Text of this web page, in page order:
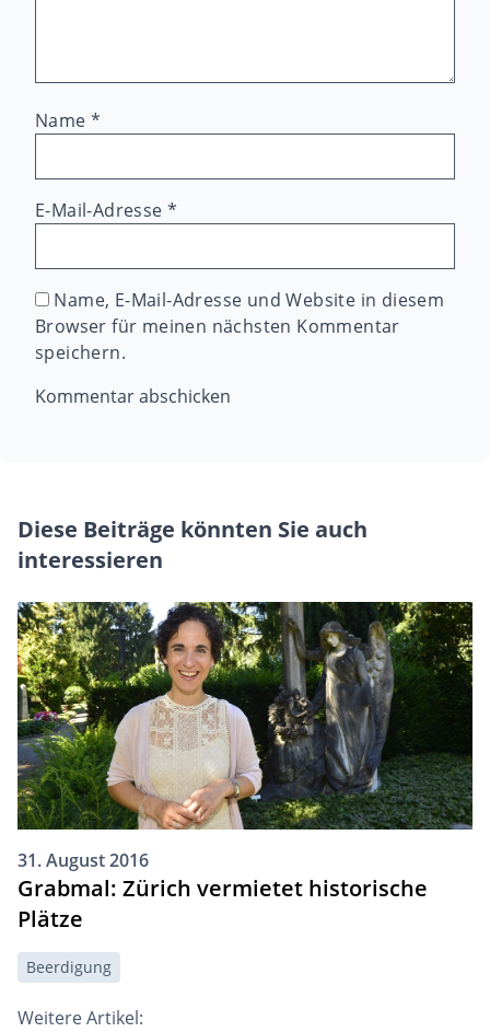
Name *
E-Mail-Adresse*
Name, E-Mail-Adresse und Website in diesem
Browser für meinen nächsten Kommentar
speichern.
Diese Beiträge könnten Sie auch
interessieren
31. August 2016
Grabmal: Zürich vermietet historische
Plätze
Beerdigung
Weitere Artikel: